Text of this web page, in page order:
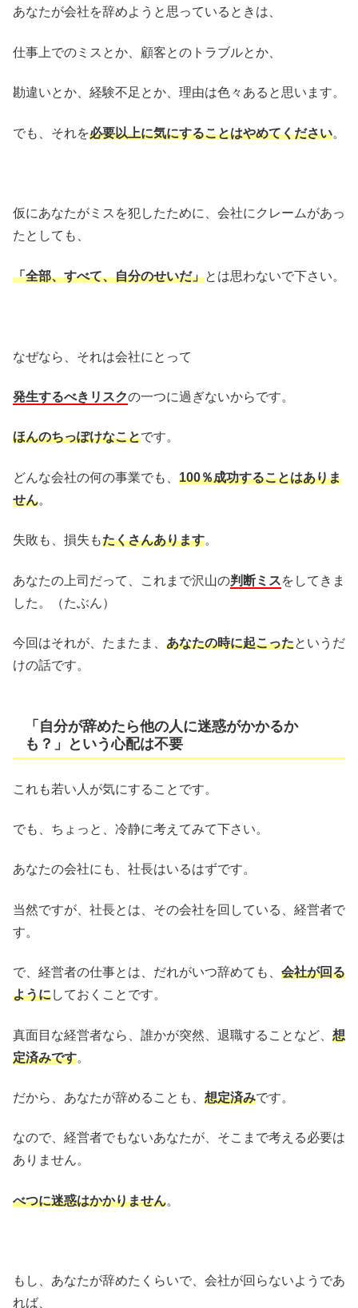
あなたが会社を辞めようと思っているときは、
仕事上でのミスとか、顧客とのトラブルとか、
勘違いとか、経験不足とか、理由は色々あると思います。
でも、それを必要以上に気にすることはやめてください。
仮にあなたがミスを犯したために、会社にクレームがあっ
たとしても、
「全部、すべて、自分のせいだ」とは思わないで下さい。
なぜなら、それは会社にとって
発生するべきリスクの一つに過ぎないからです。
ほんのちっぽけなことです。
どんな会社の何の事業でも、 100％成功することはありま
せん。
失敗も、損失もたくさんあります。
あなたの上司だって、これまで沢山の判断ミスをしてきま
した。（たぶん）
今回はそれが、たまたま、 あなたの時に起こったというだ
けの話です。
「自分が辞めたら他の人に迷惑がかかるか
も？」という心配は不要
これも若い人が気にすることです。
でも、ちょっと、冷静に考えてみて下さい。
あなたの会社にも、社長はいるはずです。
当然ですが、社長とは、その会社を回している、経営者で
す。
で、経営者の仕事とは、だれがいつ辞めても、 会社が回る
ようにしておくことです。
真面目な経営者なら、誰かが突然、退職することなど、 想
定済みです。
だから、あなたが辞めることも、 想定済みです。
なので、経営者でもないあなたが、そこまで考える必要は
ありません。
べつに迷惑はかかりません。
もし、あなたが辞めたくらいで、会社が回らないようであ
れば、